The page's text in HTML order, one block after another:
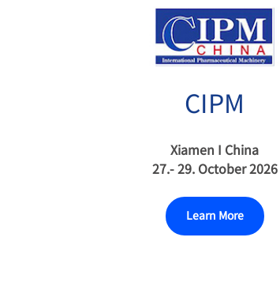
CIPM
Xiamen I China
27.- 29. October 2026
Learn More